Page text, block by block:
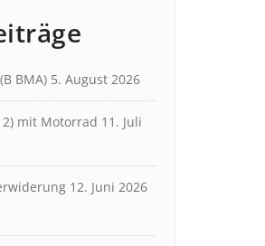
BMA) 5. August 2026
2) mit Motorrad 11. Juli
12. Juni 2026